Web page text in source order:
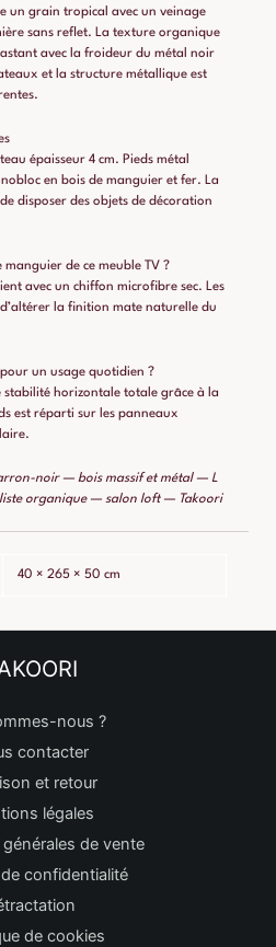
un grain tropical avec un veinage
sans reflet. La texture organique
avec la froideur du métal noir
et la structure métallique est
épaisseur 4 cm. Pieds métal
en bois de manguier et fer. La
disposer des objets de décoration
de ce meuble TV ?
avec un chiffon microfibre sec. Les
la finition mate naturelle du
un usage quotidien ?
stabilité horizontale totale grâce à la
est réparti sur les panneaux
noir — bois massif et métal — L
organique — salon loft — Takoori
40 × 265 × 50 cm
nous ?
contacter
et retour
légales
de vente
confidentialité
de cookies